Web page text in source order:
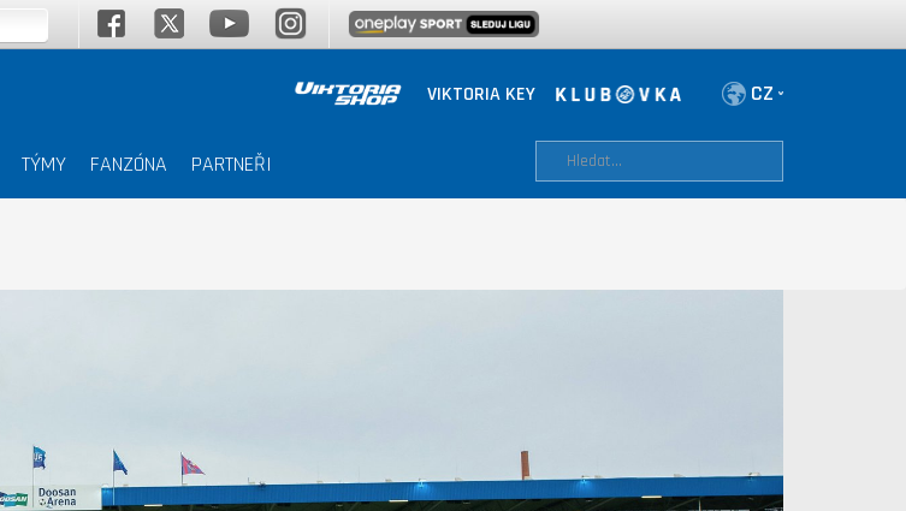
VIKTORIA KEY
TÝMY FANZÓNA PARTNEŘI